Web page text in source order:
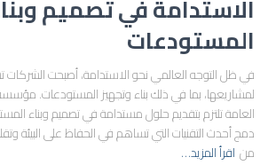
الاستدامة في تصميم
المستودعات
في ظل التوجه العالمي نحو الاستدامة، أصبحت الشركات
لمشاريعها، بما في ذلك بناء وتجهيز المستودعات.
العامة تلتزم بتقديم حلول مستدامة في تصميم وبناء
دمج أحدث التقنيات التي تساهم في الحفاظ على البيئة
من اقرأ المزيد…